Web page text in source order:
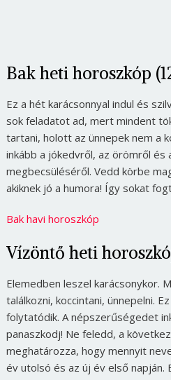
Bak heti horoszkóp
Ez a hét karácsonnyal indul és
sok feladatot ad, mert mindent
tartani, holott az ünnepek nem a
inkább a jókedvről, az örömről
megbecsüléséről. Vedd körbe
akiknek jó a humora! Így sokat
Bak havi horoszkóp
Vízöntő heti
Elemedben leszel karácsonykor.
találkozni, koccintani, ünnepelni.
folytatódik. A népszerűségedet
panaszkodj! Ne feledd, a
meghatározza, hogy mennyit
év utolsó és az új év első napján.